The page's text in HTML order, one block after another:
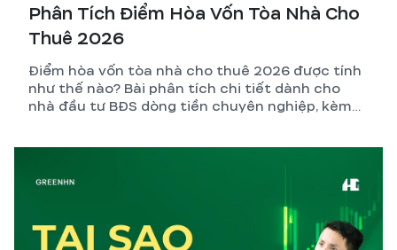
Phân Tích Điểm Hòa Vốn Tòa Nhà Cho
Thuê 2026
Điểm hòa vốn tòa nhà cho thuê 2026 được tính
như thế nào? Bài phân tích chi tiết dành cho
nhà đầu tư BĐS dòng tiền chuyên nghiệp, kèm
tính sai nhất.